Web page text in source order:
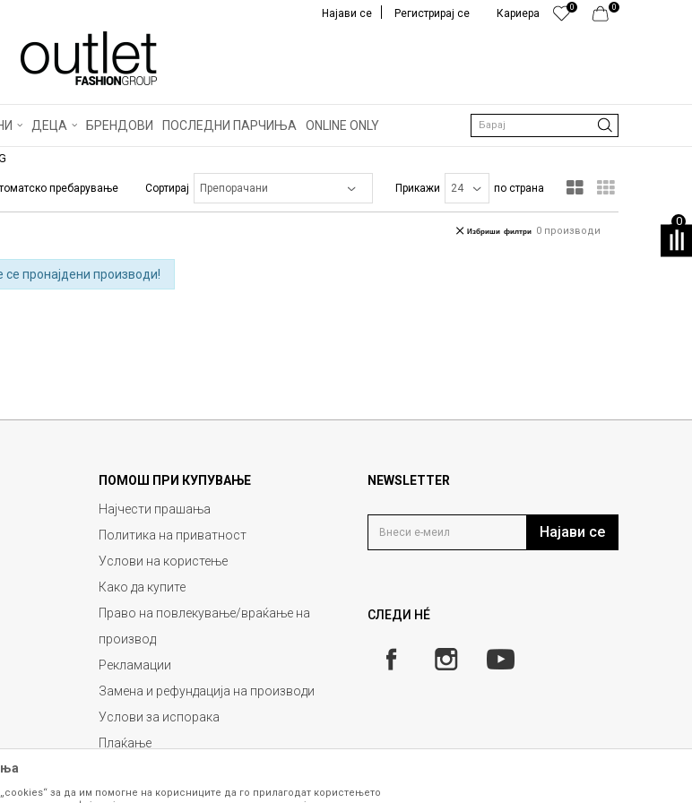
0
0
Кариера
Најави се Регистрирај се
ДЕЦА БРЕНДОВИ ПОСЛЕДНИ ПАРЧИЊА ONLINE ONLY Барај
0
пребарување Сортирај Прикажи по страна
0 производи
Избриши филтри
се пронајдени производи!
ПОМОШ ПРИ КУПУВАЊЕ
Најчести прашања
Политика на приватност
Услови на користење
Како да купите
Право на повлекување/враќање на
производ
Рекламации
Замена и рефундација на производи
Услови за испорака
Плаќање
NEWSLETTER
Најави се
СЛЕДИ НÉ
за да им помогне на корисниците да го прилагодат користењето